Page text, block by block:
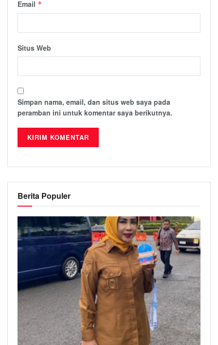
Email *
Situs Web
Simpan nama, email, dan situs web saya pada
peramban ini untuk komentar saya berikutnya.
Berita Populer